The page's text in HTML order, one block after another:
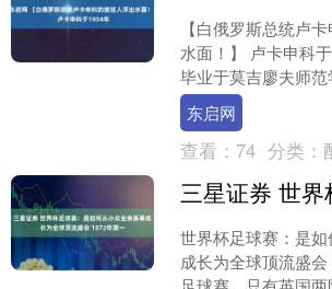
【白俄罗斯总统卢
水面！】 卢卡申科
毕业于莫吉廖夫师
业科学院。1975年至
至19....
东启网
查看： 74 分类：
世界杯足球赛：是
成长为全球顶流盛